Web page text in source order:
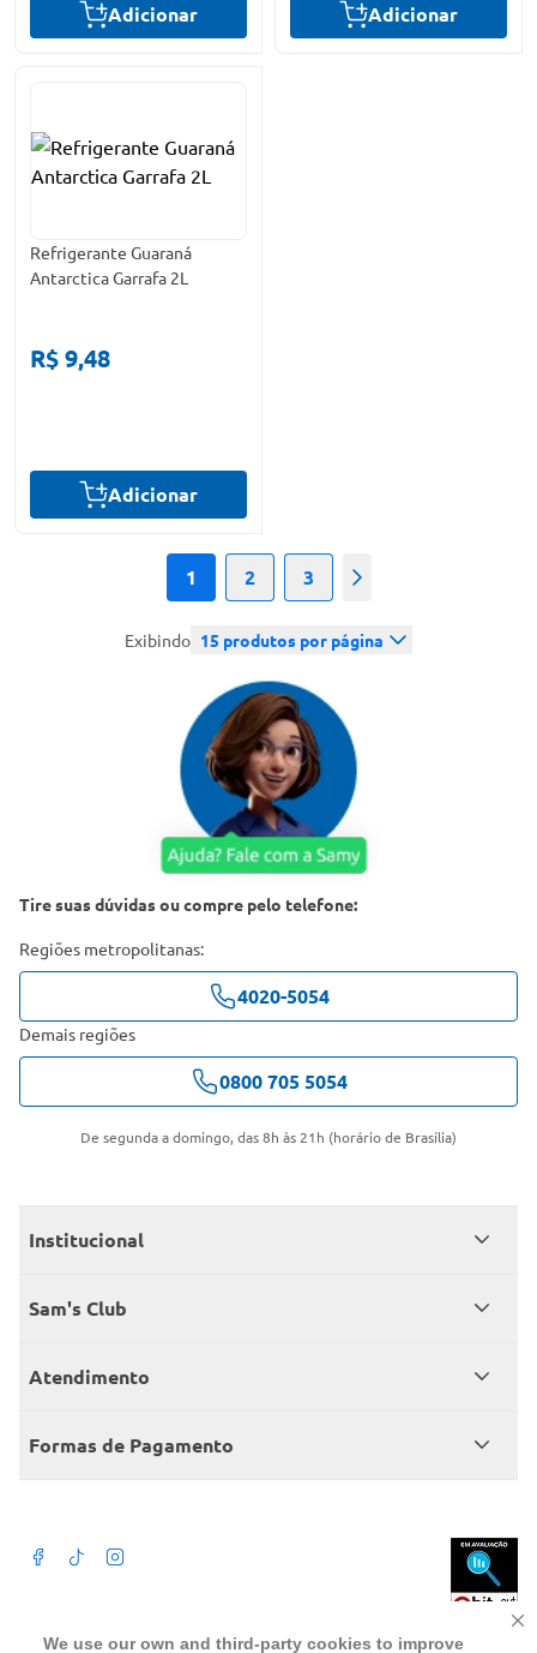
We use our own and third-party cookies to improve
Adicionar Adicionar
Refrigerante Guaraná
Antarctica Garrafa 2L
R$ 9,48
Adicionar
1 2 3 Próximo
Exibindo 15 produtos por página
Tire suas dúvidas ou compre pelo telefone:
Regiões metropolitanas:
4020-5054
Demais regiões
0800 705 5054
De segunda a domingo, das 8h às 21h (horário de Brasília)
Institucional
Quem somos
Encontre um Clube
Sam's Club
Seja sócio
Member’s Mark
Atendimento
Fale conosco
Atendimento em libras
Formas de Pagamento
Beba com moderação. A Venda e o consumo de bebida alcoólica são